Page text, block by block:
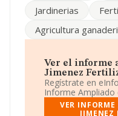
mercados exteriores.
La empresaAbonos
B14851828, está
Andalucía.
En base a la
sobre 5.515
facturación alcanza la
y el promedio de la
Jardinerias
Agricultura
Ver el informe
Jimenez
Regístrate en
Informe Ampliado
VER
JIMENEZ